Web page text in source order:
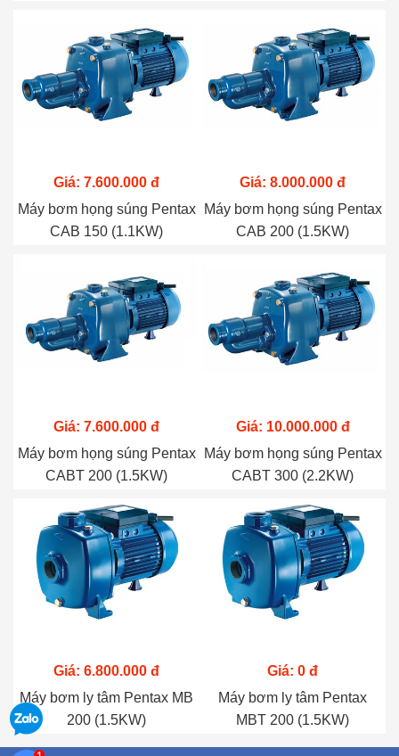
Giá: 7.600.000 đ
Máy bơm họng súng Pentax
CAB 150 (1.1KW)
Giá: 8.000.000 đ
Máy bơm họng súng Pentax
CAB 200 (1.5KW)
Giá: 7.600.000 đ
Máy bơm họng súng Pentax
CABT 200 (1.5KW)
Giá: 10.000.000 đ
Máy bơm họng súng Pentax
CABT 300 (2.2KW)
Giá: 6.800.000 đ
Máy bơm ly tâm Pentax MB
200 (1.5KW)
Giá: 0 đ
Máy bơm ly tâm Pentax
MBT 200 (1.5KW)